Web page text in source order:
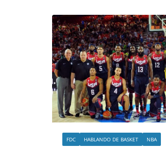
FDC HABLANDO DE BASKET NBA